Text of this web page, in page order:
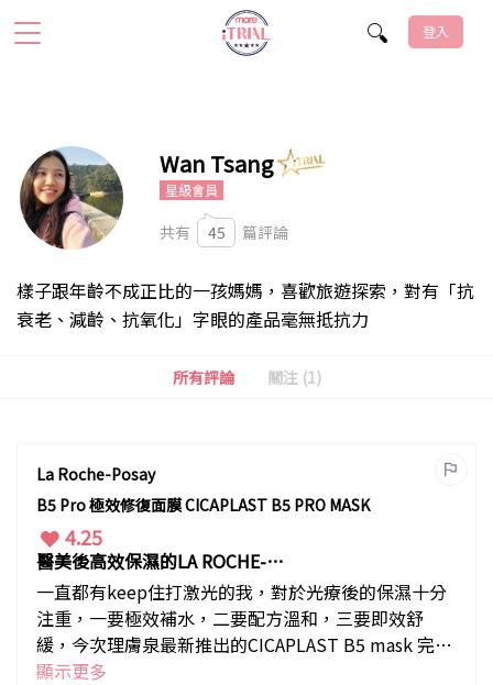
登入
Wan Tsang
星級會員
共有 45 篇評論
樣子跟年齡不成正比的一孩媽媽，喜歡旅遊探索，對有「抗
衰老、減齡、抗氧化」字眼的產品毫無抵抗力
所有評論 關注 (1)
La Roche-Posay
B5 Pro 極效修復面膜 CICAPLAST B5 PRO MASK
4.25
醫美後高效保濕的LA ROCHE-P
OS
一直都有keep住打激光的我，對於光療後的保濕十分
注重，一要極效補水，二要配方溫和，三要即效舒
緩，今次理膚泉最新推出的CICAPLAST B5 mask 完全
直中心房，退紅功效無與倫比，比起前一代更佳，更
顯示更多